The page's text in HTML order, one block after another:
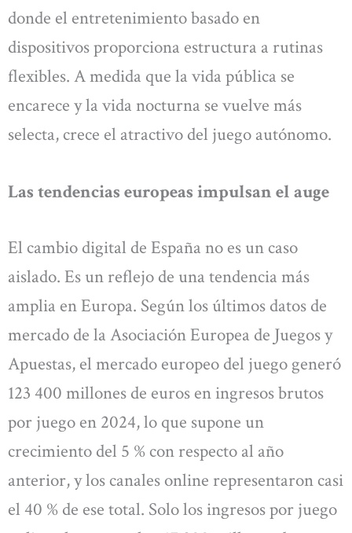
donde el entretenimiento basado en
dispositivos proporciona estructura a rutinas
flexibles. A medida que la vida pública se
encarece y la vida nocturna se vuelve más
selecta, crece el atractivo del juego autónomo.
Las tendencias europeas impulsan el auge
El cambio digital de España no es un caso
aislado. Es un reflejo de una tendencia más
amplia en Europa. Según los últimos datos de
mercado de la Asociación Europea de Juegos y
Apuestas, el mercado europeo del juego generó
123 400 millones de euros en ingresos brutos
por juego en 2024, lo que supone un
crecimiento del 5 % con respecto al año
anterior, y los canales online representaron casi
el 40 % de ese total. Solo los ingresos por juego